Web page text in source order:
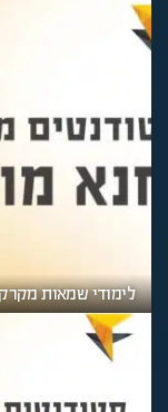
לימודי שמאות